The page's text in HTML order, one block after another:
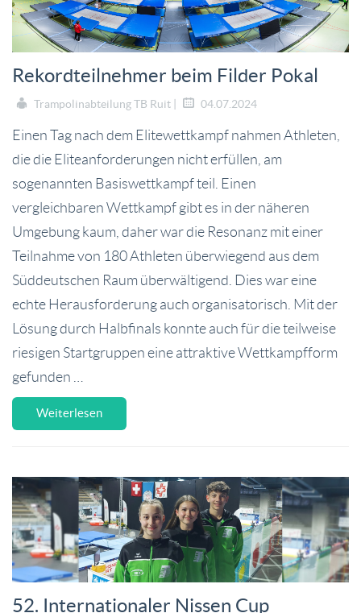
Rekordteilnehmer beim Filder Pokal
Trampolinabteilung TB Ruit | 04.07.2024
Einen Tag nach dem Elitewettkampf nahmen Athleten,
die die Eliteanforderungen nicht erfüllen, am
sogenannten Basiswettkampf teil. Einen
vergleichbaren Wettkampf gibt es in der näheren
Umgebung kaum, daher war die Resonanz mit einer
Teilnahme von 180 Athleten überwiegend aus dem
Süddeutschen Raum überwältigend. Dies war eine
echte Herausforderung auch organisatorisch. Mit der
Lösung durch Halbfinals konnte auch für die teilweise
riesigen Startgruppen eine attraktive Wettkampfform
gefunden …
Weiterlesen
52. Internationaler Nissen Cup